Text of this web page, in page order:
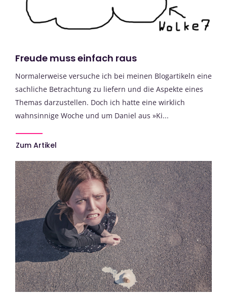
Freude muss einfach raus
Normalerweise versuche ich bei meinen Blogartikeln eine
sachliche Betrachtung zu liefern und die Aspekte eines
Themas darzustellen. Doch ich hatte eine wirklich
wahnsinnige Woche und um Daniel aus »Ki...
Zum Artikel